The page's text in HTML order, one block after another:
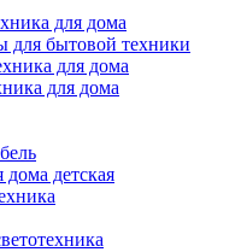
для дома
для бытовой техники
для дома
для дома
детская